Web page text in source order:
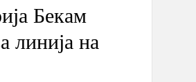
Бекам
линија на